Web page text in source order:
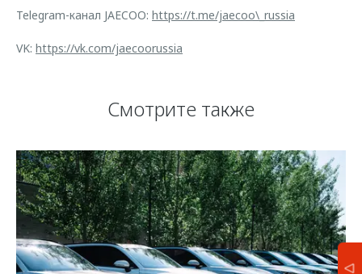
Telegram-канал JAECOO: https://t.me/jaecoo\_russia
VK: https://vk.com/jaecoorussia
Смотрите также